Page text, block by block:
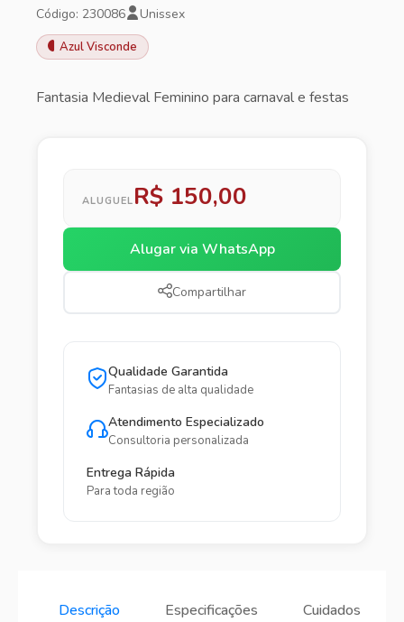
Código: 230086 Unissex
Azul Visconde
Fantasia Medieval Feminino para carnaval e festas
ALUGUEL R$ 150,00
Alugar via WhatsApp
Compartilhar
Qualidade Garantida
Fantasias de alta qualidade
Atendimento Especializado
Consultoria personalizada
Entrega Rápida
Para toda região
Descrição Especificações Cuidados